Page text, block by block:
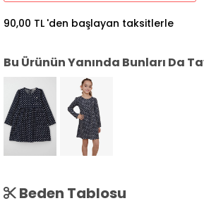
90,00 TL 'den başlayan taksitlerle
Bu Ürünün Yanında Bunları Da
Beden Tablosu